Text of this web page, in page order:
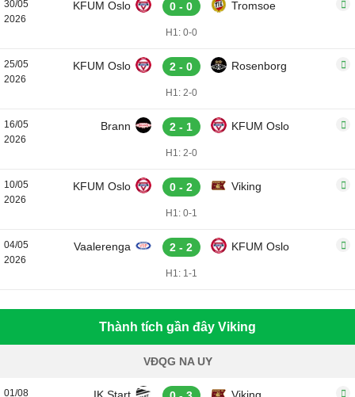
30/05
2026
KFUM Oslo 0 - 0 Tromsoe
H1: 0-0
25/05
2026
KFUM Oslo 2 - 0 Rosenborg
H1: 2-0
16/05
2026
Brann 2 - 1 KFUM Oslo
H1: 2-0
10/05
2026
KFUM Oslo 0 - 2 Viking
H1: 0-1
04/05
2026
Vaalerenga 2 - 2 KFUM Oslo
H1: 1-1
Thành tích gần đây Viking
VĐQG NA UY
01/08